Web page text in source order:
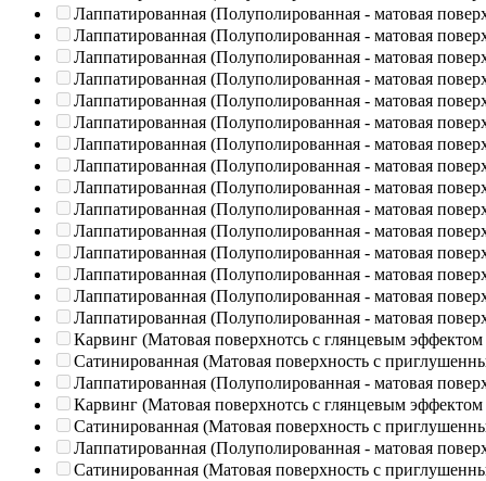
Лаппатированная (Полуполированная - матовая
Лаппатированная (Полуполированная - матовая
Лаппатированная (Полуполированная - матовая
Лаппатированная (Полуполированная - матовая
Лаппатированная (Полуполированная - матовая
Лаппатированная (Полуполированная - матовая
Лаппатированная (Полуполированная - матовая
Лаппатированная (Полуполированная - матовая
Лаппатированная (Полуполированная - матовая
Лаппатированная (Полуполированная - матовая
Лаппатированная (Полуполированная - матовая
Лаппатированная (Полуполированная - матовая
Лаппатированная (Полуполированная - матовая
Лаппатированная (Полуполированная - матовая
Лаппатированная (Полуполированная - матовая
Карвинг (Матовая поверхнотсь с глянцевым эффектом
Сатинированная (Матовая поверхность с
Лаппатированная (Полуполированная - матовая
Карвинг (Матовая поверхнотсь с глянцевым эффектом
Сатинированная (Матовая поверхность с
Лаппатированная (Полуполированная - матовая
Сатинированная (Матовая поверхность с